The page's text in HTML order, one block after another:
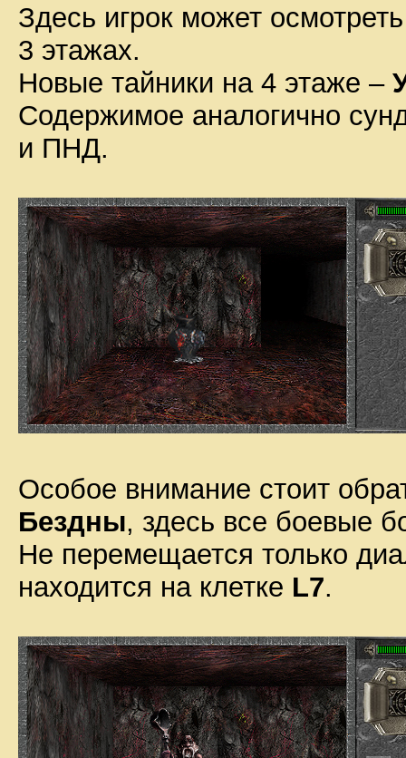
Здесь игрок может
3 этажах.
Новые тайники на 4 этаже –
Содержимое аналогично
и ПНД.
Особое внимание стоит
Бездны, здесь все боевые
Не перемещается только
находится на клетке L7.